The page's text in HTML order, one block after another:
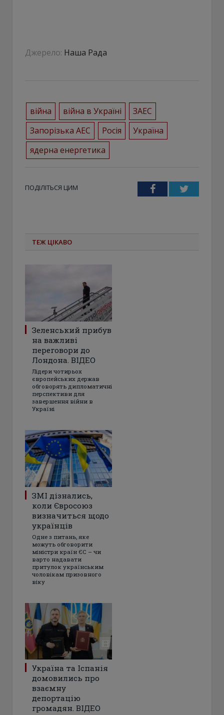
Джерело: Наша Рада
війна війна в Україні
ЗАЕС
Запорізька АЕС
Росія
Україна
ядерна енергетика
ПОДІЛІТЬСЯ ЦИМ FacebookTwitter
ТЕЖ ЦІКАВО
Зеленський прибув
на важливі
переговори до
Лондона. ВІДЕО
Лідери чотирьох
європейських держав
обговорять дипломатичні
перспективи для
завершення війни в
Україні
ЗМІ дізнались,
коли Євросоюз
визначиться щодо
українців
Одне з питань, яке
можуть обговорити
міністри країн ЄС – чи
варто надавати
притулок українським
чоловікам призовного
віку
Україна та Іспанія
домовились про
взаємну
депортацію
громадян. ВІДЕО